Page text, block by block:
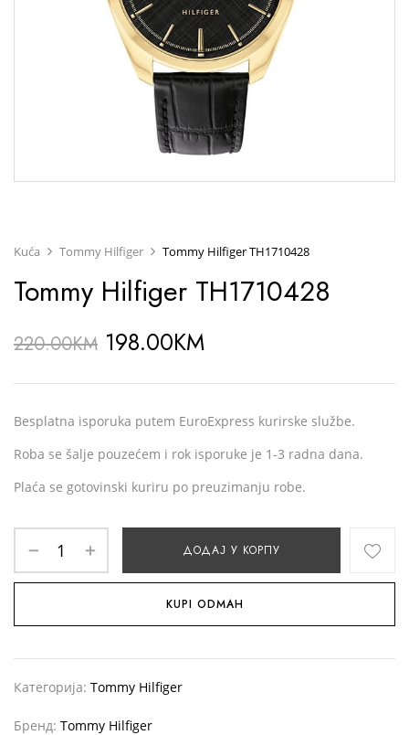
Kuća Tommy Hilfiger Tommy Hilfiger TH1710428
Tommy Hilfiger TH1710428
220.00KM 198.00KM
Besplatna isporuka putem EuroExpress kurirske službe.
Roba se šalje pouzećem i rok isporuke je 1-3 radna dana.
Plaća se gotovinski kuriru po preuzimanju robe.
ДОДАЈ У КОРПУ
KUPI ODMAH
Категорија: Tommy Hilfiger
Бренд: Tommy Hilfiger